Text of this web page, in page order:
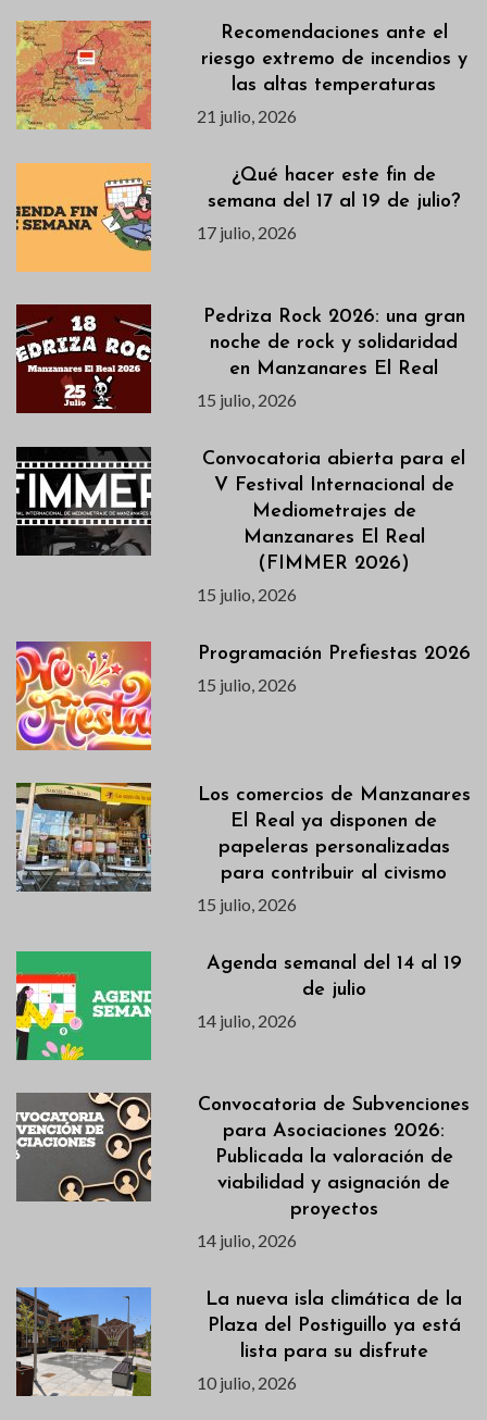
Recomendaciones ante el
riesgo extremo de incendios y
las altas temperaturas
21 julio, 2026
¿Qué hacer este fin de
semana del 17 al 19 de julio?
17 julio, 2026
Pedriza Rock 2026: una gran
noche de rock y solidaridad
en Manzanares El Real
15 julio, 2026
Convocatoria abierta para el
V Festival Internacional de
Mediometrajes de
Manzanares El Real
(FIMMER 2026)
15 julio, 2026
Programación Prefiestas 2026
15 julio, 2026
Los comercios de Manzanares
El Real ya disponen de
papeleras personalizadas
para contribuir al civismo
15 julio, 2026
Agenda semanal del 14 al 19
de julio
14 julio, 2026
Convocatoria de Subvenciones
para Asociaciones 2026:
Publicada la valoración de
viabilidad y asignación de
proyectos
14 julio, 2026
La nueva isla climática de la
Plaza del Postiguillo ya está
lista para su disfrute
10 julio, 2026